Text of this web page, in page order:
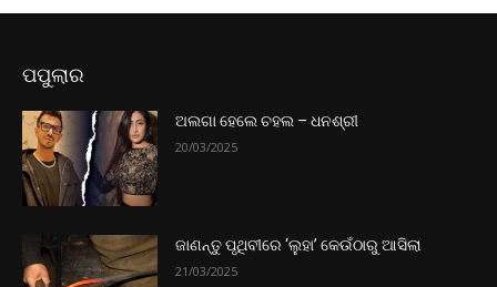
ପପୁଲାର
ଅଲଗା ହେଲେ ଚହଲ – ଧନଶ୍ରୀ
20/03/2025
ଜାଣନ୍ତୁ ପୃଥିବୀରେ ‘ଲୁହା’ କେଉଁଠାରୁ ଆସିଲା
21/03/2025